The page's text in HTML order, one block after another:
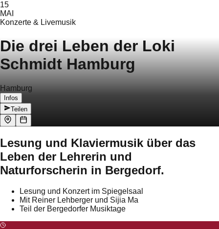
15
MAI
Konzerte & Livemusik
Die drei Leben der Loki
Schmidt Hamburg
Hamburg
Infos
Teilen
Lesung und Klaviermusik über das
Leben der Lehrerin und
Naturforscherin in Bergedorf.
Lesung und Konzert im Spiegelsaal
Mit Reiner Lehberger und Sijia Ma
Teil der Bergedorfer Musiktage